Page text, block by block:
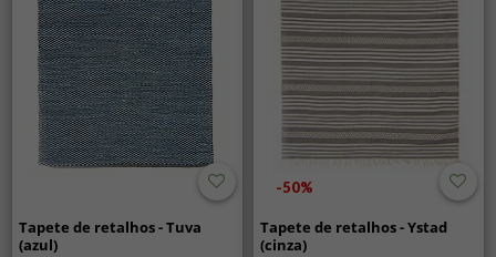
Tapete de retalhos - Tuva
(azul)
-50%
Tapete de retalhos - Ystad
(cinza)